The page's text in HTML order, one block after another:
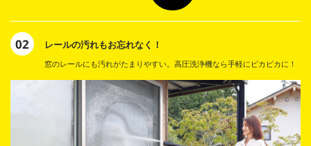
02 レールの汚れもお忘れなく！
窓のレールにも汚れがたまりやすい。高圧洗浄機なら手軽にピカピカに！